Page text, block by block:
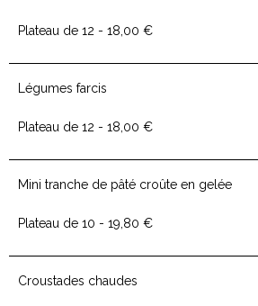
Plateau de 12 - 18,00 €
Légumes farcis
Plateau de 12 - 18,00 €
Mini tranche de pâté croûte en gelée
Plateau de 10 - 19,80 €
Croustades chaudes